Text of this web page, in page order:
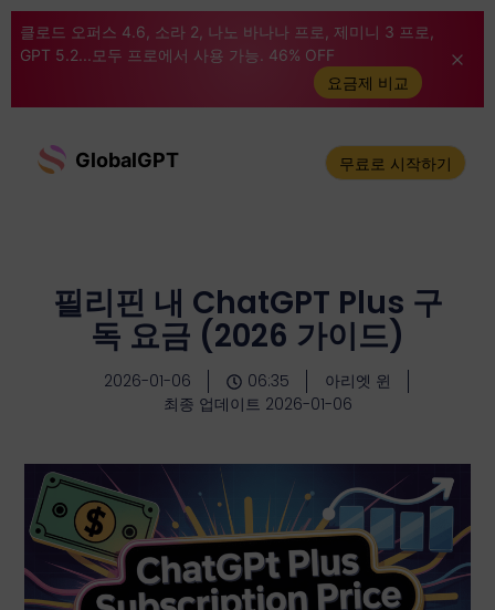
클로드 오퍼스 4.6, 소라 2, 나노 바나나 프로, 제미니 3 프로,
GPT 5.2...모두 프로에서 사용 가능. 46% OFF
요금제 비교
GlobalGPT 무료로 시작하기
필리핀 내 ChatGPT Plus 구
독 요금 (2026 가이드)
2026-01-06 06:35
아리엣 윈
최종 업데이트 2026-01-06